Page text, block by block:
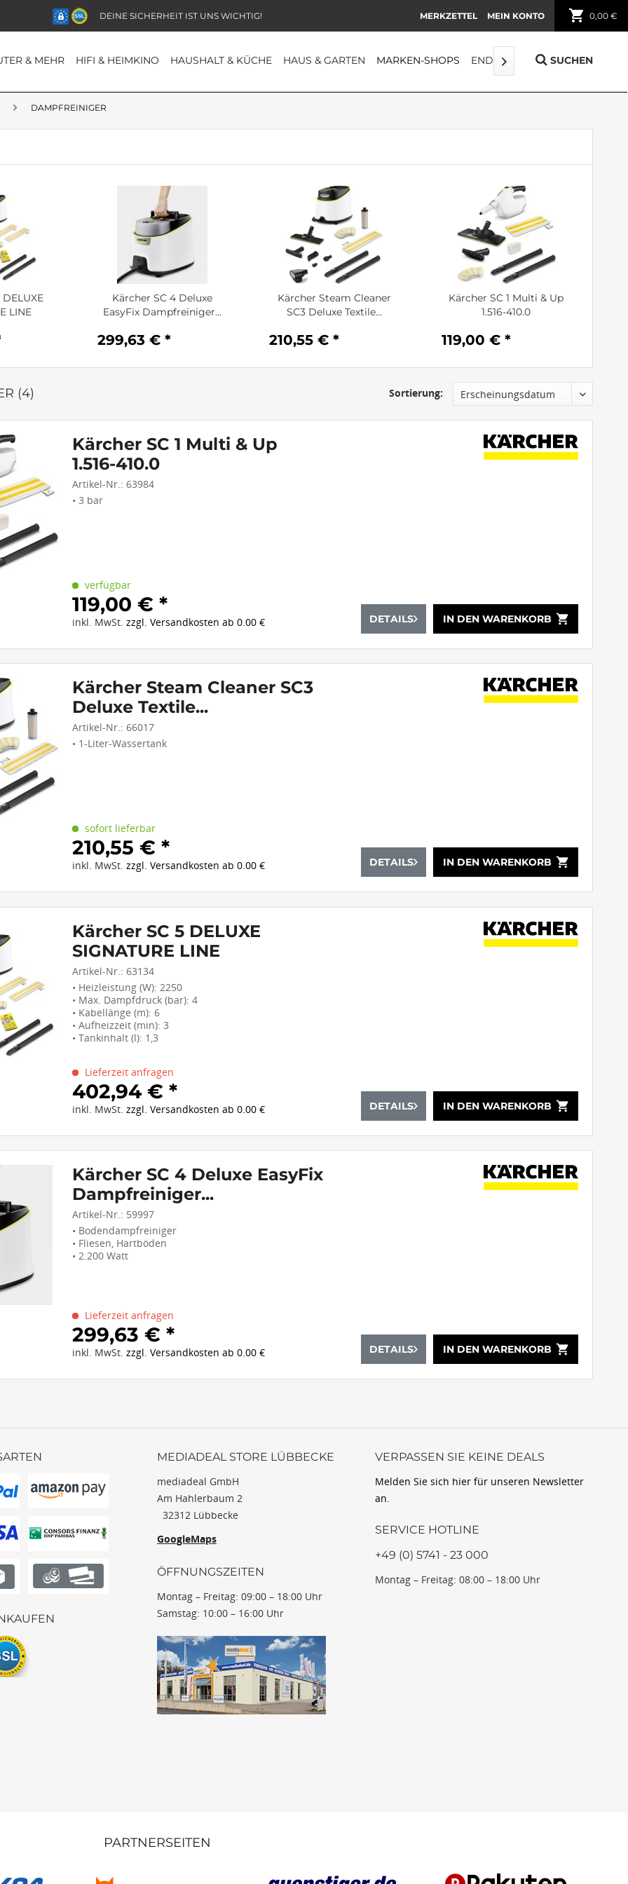
DEINE SICHERHEIT IST UNS WICHTIG! MERKZETTEL MEIN KONTO shopping_cart 0,00 €
& MEHR HIFI & HEIMKINO HAUSHALT & KÜCHE HAUS & GARTEN MARKEN-SHOPS ENDORPHIN FUNDGRUBE
 SUCHEN
DAMPFREINIGER
LINE
Kärcher SC 4 Deluxe
EasyFix Dampfreiniger...
299,63 € *
Kärcher Steam Cleaner
SC3 Deluxe Textile...
210,55 € *
Kärcher SC 1 Multi & Up
1.516-410.0
119,00 € *
(4) Sortierung:
Kärcher SC 1 Multi & Up
1.516-410.0
Artikel-Nr.:63984
• 3 bar
verfügbar
119,00 € *
inkl. MwSt.zzgl. Versandkosten ab 0.00 € DETAILS IN DEN WARENKORB shopping_cart
Kärcher Steam Cleaner SC3
Deluxe Textile...
Artikel-Nr.:66017
• 1-Liter-Wassertank
sofort lieferbar
210,55 € *
inkl. MwSt.zzgl. Versandkosten ab 0.00 € DETAILS IN DEN WARENKORB shopping_cart
Kärcher SC 5 DELUXE
SIGNATURE LINE
Artikel-Nr.:63134
• Heizleistung (W): 2250
• Max. Dampfdruck (bar): 4
• Kabellänge (m): 6
• Aufheizzeit (min): 3
• Tankinhalt (l): 1,3
Lieferzeit anfragen
402,94 € *
inkl. MwSt.zzgl. Versandkosten ab 0.00 € DETAILS IN DEN WARENKORB shopping_cart
Kärcher SC 4 Deluxe EasyFix
Dampfreiniger...
Artikel-Nr.: 59997
• Bodendampfreiniger
• Fliesen, Hartböden
• 2.200 Watt
Lieferzeit anfragen
299,63 € *
inkl. MwSt.zzgl. Versandkosten ab 0.00 € DETAILS IN DEN WARENKORB shopping_cart
MEDIADEAL STORE LÜBBECKE
mediadeal GmbH
Am Hahlerbaum 2
32312 Lübbecke
GoogleMaps
ÖFFNUNGSZEITEN
Montag – Freitag: 09:00 – 18:00 Uhr
Samstag: 10:00 – 16:00 Uhr
VERPASSEN SIE KEINE DEALS
Melden Sie sich hier für unseren Newsletter
an.
SERVICE HOTLINE
+49 (0) 5741 - 23 000
Montag – Freitag: 08:00 – 18:00 Uhr
PARTNERSEITEN